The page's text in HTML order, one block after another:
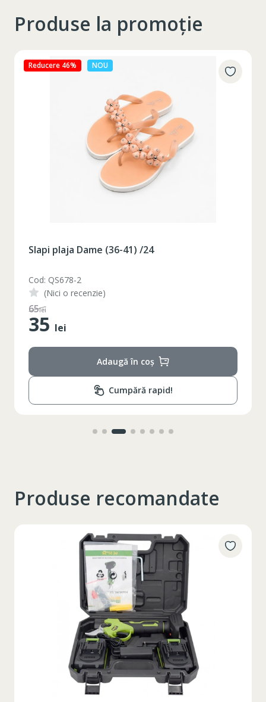
Таблица размеров
Produse la promoție
Reducere 46% NOU
Slapi plaja Dame (36-41) /24
Cod: QS678-2
(Nici o recenzie)
65lei
35 lei
Adaugă în coș
Cumpără rapid!
Produse recomandate